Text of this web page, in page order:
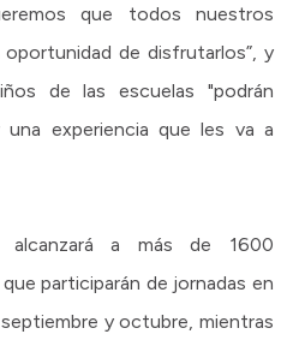
que todos nuestros
de disfrutarlos”, y
de las escuelas "podrán
experiencia que les va a
a más de 1600
participarán de jornadas en
y octubre, mientras